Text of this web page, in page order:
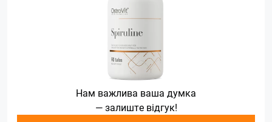
Нам важлива ваша думка
— залиште відгук!